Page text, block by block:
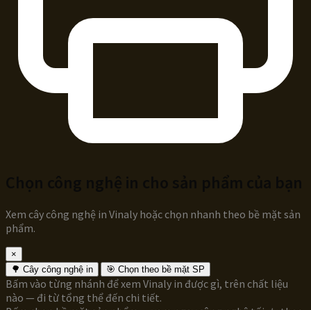
Xem cây công nghệ in Vinaly hoặc chọn nhanh theo bề mặt sản
phẩm.
×
🌳 Cây công nghệ in
🎯 Chọn theo bề mặt SP
Bấm vào từng nhánh để xem Vinaly in được gì, trên chất liệu
nào — đi từ tổng thể đến chi tiết.